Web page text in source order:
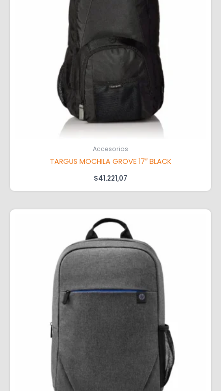
Accesorios
TARGUS MOCHILA GROVE 17″ BLACK
$41.221,07